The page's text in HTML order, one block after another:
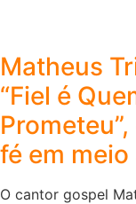
Matheus
“Fiel é
fé em
O cantor gospel